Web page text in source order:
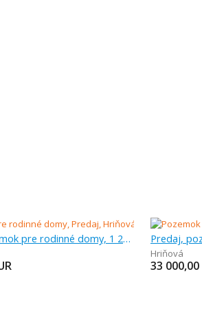
Predaj, pozemok pre rodinné domy, 1 201 m
Hriňová
33 000,00